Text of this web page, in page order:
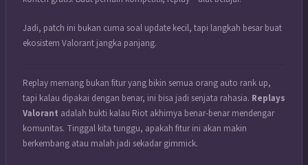
Jadi, patch ini bukan cuma soal update kecil, tapi langkah besar buat
ekosistem Valorant jangka panjang.
Replay memang bukan fitur yang bikin semua orang auto rank up,
tapi kalau dipakai dengan benar, ini bisa jadi senjata rahasia. Replays
Valorant adalah bukti kalau Riot akhirnya benar-benar mendengar
komunitas. Tinggal kita tunggu, apakah fitur ini akan makin
berkembang atau malah jadi sekadar gimmick.